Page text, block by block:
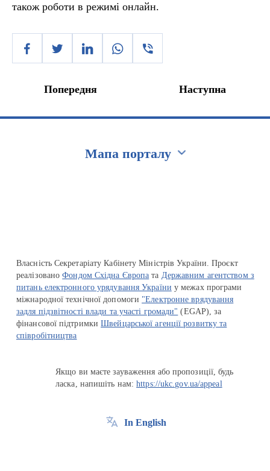
також роботи в режимі онлайн.
Попередня Наступна
Мапа порталу
Власність Секретаріату Кабінету Міністрів України. Проєкт
реалізованоФондом Східна Європа та Державним агентством з
питань електронного урядування України у межах програми
міжнародної технічної допомоги "Електронне врядування
задля підзвітності влади та участі громади" (EGAP), за
фінансової підтримкиШвейцарської агенції розвитку та
співробітництва
Якщо ви маєте зауваження або пропозиції, будь
ласка, напишіть нам:https://ukc.gov.ua/appeal
In English